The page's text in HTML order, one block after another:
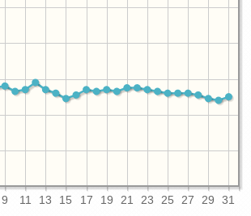
9 11 13 15 17 19 21 23 25 27 29 31